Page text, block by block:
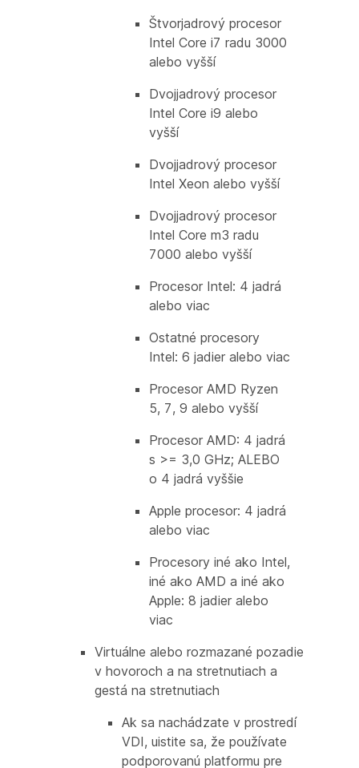
Štvorjadrový procesor
Intel Core i7 radu 3000
alebo vyšší
Dvojjadrový procesor
Intel Core i9 alebo
vyšší
Dvojjadrový procesor
Intel Xeon alebo vyšší
Dvojjadrový procesor
Intel Core m3 radu
7000 alebo vyšší
Procesor Intel: 4 jadrá
alebo viac
Ostatné procesory
Intel: 6 jadier alebo viac
Procesor AMD Ryzen
5, 7, 9 alebo vyšší
Procesor AMD: 4 jadrá
s >= 3,0 GHz; ALEBO
o 4 jadrá vyššie
Apple procesor: 4 jadrá
alebo viac
Procesory iné ako Intel,
iné ako AMD a iné ako
Apple: 8 jadier alebo
viac
Virtuálne alebo rozmazané pozadie
v hovoroch a na stretnutiach a
gestá na stretnutiach
Ak sa nachádzate v prostredí
VDI, uistite sa, že používate
podporovanú platformu pre